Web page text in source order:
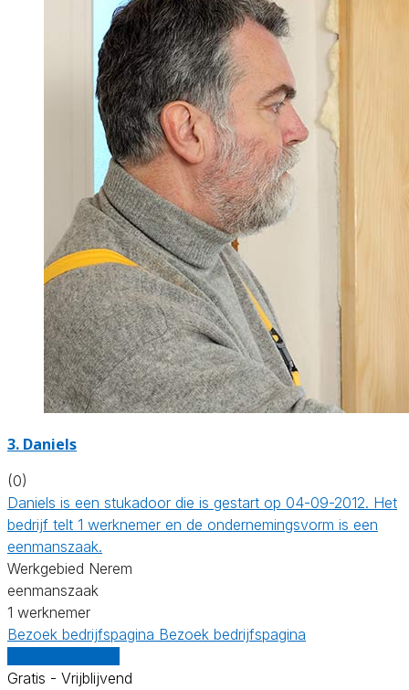
3. Daniels
(0)
Daniels is een stukadoor die is gestart op 04-09-2012. Het
bedrijf telt 1 werknemer en de ondernemingsvorm is een
eenmanszaak.
Werkgebied Nerem
eenmanszaak
1 werknemer
Bezoek bedrijfspagina Bezoek bedrijfspagina
Gratis - Vrijblijvend